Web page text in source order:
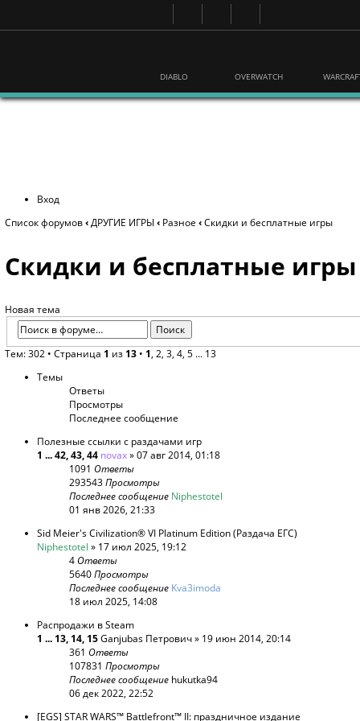
DIABLO OVERWATCH
Вход
Список форумов‹ДРУГИЕ ИГРЫ ‹ Разное ‹Скидки и бесплатные игры
Скидки и бесплатные игры
Новая тема
Тем: 302 • Страница 1 из 13 • 1, 2, 3, 4, 5 ... 13
Темы
Ответы
Просмотры
Последнее сообщение
Полезные ссылки с раздачами игр
1 ...42,43,44 novax» 07 авг 2014, 01:18
1091 Ответы
293543Просмотры
Последнее сообщение Niphestotel
01 янв 2026, 21:33
Sid Meier's Civilization® VI Platinum Edition (Раздача ЕГС)
Niphestotel » 17 июл 2025, 19:12
4Ответы
5640Просмотры
Последнее сообщение Kva3imoda
18 июл 2025, 14:08
Распродажи в Steam
1 ... 13, 14, 15Ganjubas Петрович» 19 июн 2014, 20:14
361 Ответы
107831 Просмотры
Последнее сообщение hukutka94
06 дек 2022, 22:52
[EGS] STAR WARS™ Battlefront™ II: праздничное издание